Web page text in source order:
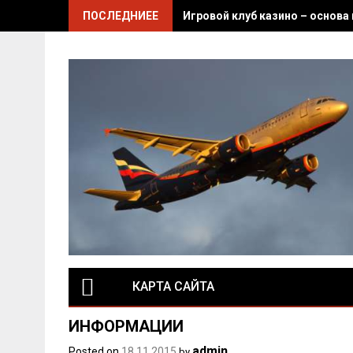
ПОСЛЕДНИЕЕ Игровой клуб казино –
КАРТА САЙТА
ИНФОРМАЦИИ